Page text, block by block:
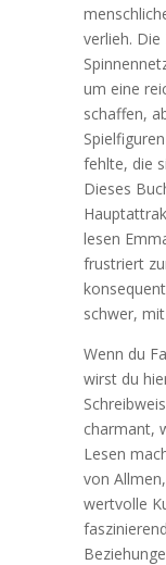
verlieh.
um eine
schaffen,
fehlte, die
Dieses
lesen
frustriert
schwer,
Wenn du
wirst du
charmant,
Lesen
von
wertvolle